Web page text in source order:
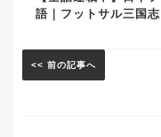
語｜フットサル三国志
<< 前の記事へ